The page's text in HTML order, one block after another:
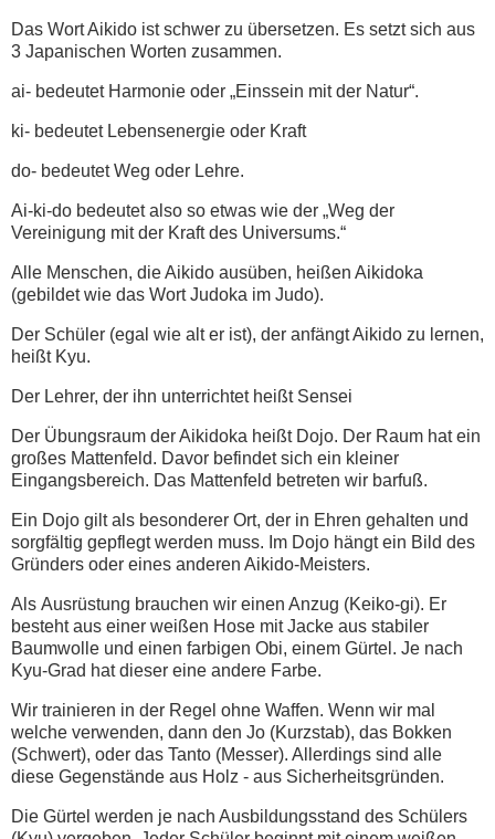
Das Wort Aikido ist schwer zu übersetzen. Es setzt sich aus
3 Japanischen Worten zusammen.
ai- bedeutet Harmonie oder „Einssein mit der Natur“.
ki- bedeutet Lebensenergie oder Kraft
do- bedeutet Weg oder Lehre.
Ai-ki-do bedeutet also so etwas wie der „Weg der
Vereinigung mit der Kraft des Universums.“
Alle Menschen, die Aikido ausüben, heißen Aikidoka
(gebildet wie das Wort Judoka im Judo).
Der Schüler (egal wie alt er ist), der anfängt Aikido zu lernen,
heißt Kyu.
Der Lehrer, der ihn unterrichtet heißt Sensei
Der Übungsraum der Aikidoka heißt Dojo. Der Raum hat ein
großes Mattenfeld. Davor befindet sich ein kleiner
Eingangsbereich. Das Mattenfeld betreten wir barfuß.
Ein Dojo gilt als besonderer Ort, der in Ehren gehalten und
sorgfältig gepflegt werden muss. Im Dojo hängt ein Bild des
Gründers oder eines anderen Aikido-Meisters.
Als Ausrüstung brauchen wir einen Anzug (Keiko-gi). Er
besteht aus einer weißen Hose mit Jacke aus stabiler
Baumwolle und einen farbigen Obi, einem Gürtel. Je nach
Kyu-Grad hat dieser eine andere Farbe.
Wir trainieren in der Regel ohne Waffen. Wenn wir mal
welche verwenden, dann den Jo (Kurzstab), das Bokken
(Schwert), oder das Tanto (Messer). Allerdings sind alle
diese Gegenstände aus Holz - aus Sicherheitsgründen.
Die Gürtel werden je nach Ausbildungsstand des Schülers